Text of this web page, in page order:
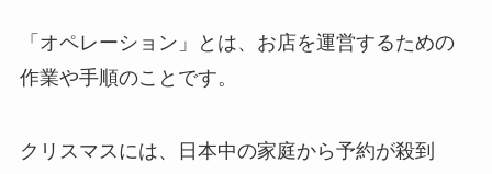
「オペレーション」とは、お店を運営するための
作業や手順のことです。
クリスマスには、日本中の家庭から予約が殺到